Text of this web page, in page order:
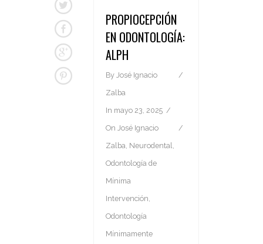
PROPIOCEPCIÓN
EN ODONTOLOGÍA:
ALPH
By José Ignacio
Zalba
In mayo 23, 2025
On José Ignacio
Zalba, Neurodental,
Odontología de
Mínima
Intervención,
Odontología
Mínimamente